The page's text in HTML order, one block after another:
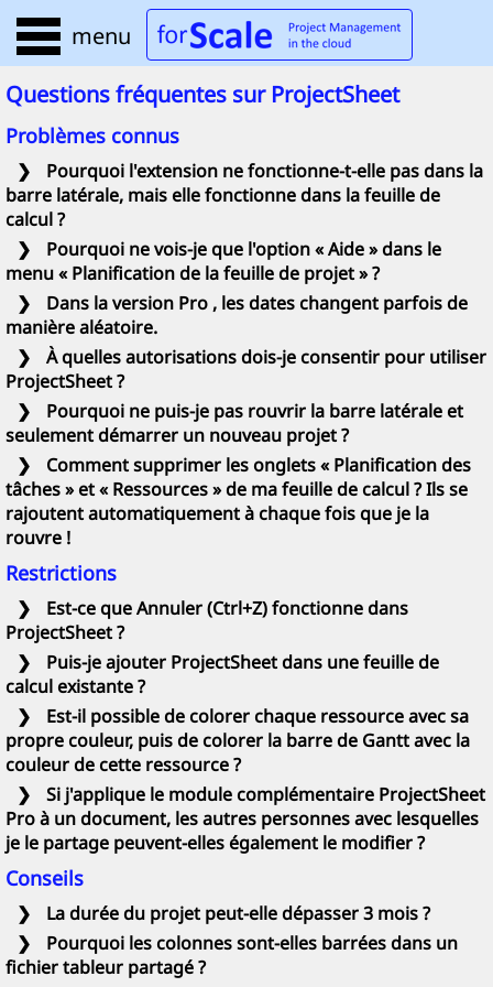
menu
Questions fréquentes sur ProjectSheet
Problèmes connus
❯
Pourquoi l'extension ne fonctionne-t-elle pas dans la
barre latérale, mais elle fonctionne dans la feuille de
calcul ?
❯
Pourquoi ne vois-je que l'option « Aide » dans le
menu « Planification de la feuille de projet » ?
❯
Dans la version Pro , les dates changent parfois de
manière aléatoire.
❯
À quelles autorisations dois-je consentir pour utiliser
ProjectSheet?
❯
Pourquoi ne puis-je pas rouvrir la barre latérale et
seulement démarrer un nouveau projet ?
❯
Comment supprimer les onglets « Planification des
tâches » et « Ressources » de ma feuille de calcul ? Ils se
rajoutent automatiquement à chaque fois que je la
rouvre !
Restrictions
❯
Est-ce que Annuler (Ctrl+Z) fonctionne dans
ProjectSheet ?
❯
Puis-je ajouter ProjectSheetdans une feuille de
calcul existante ?
❯
Est-il possible de colorer chaque ressource avec sa
propre couleur, puis de colorer la barre de Gantt avec la
couleur de cette ressource ?
❯
Si j'applique le module complémentaire ProjectSheet
Proà un document, les autres personnes avec lesquelles
je le partage peuvent-elles également le modifier ?
Conseils
❯
La durée du projet peut-elle dépasser 3 mois ?
❯
Pourquoi les colonnes sont-elles barrées dans un
fichier tableur partagé ?